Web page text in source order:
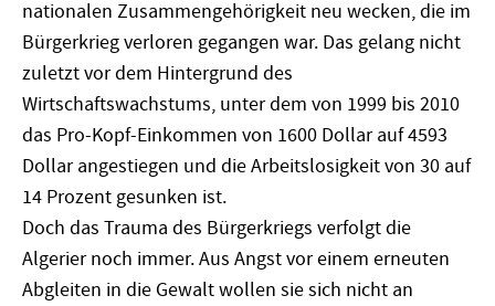
nationalen Zusammengehörigkeit neu wecken, die im
Bürgerkrieg verloren gegangen war. Das gelang nicht
zuletzt vor dem Hintergrund des
Wirtschaftswachstums, unter dem von 1999 bis 2010
das Pro-Kopf-Einkommen von 1600 Dollar auf 4593
Dollar angestiegen und die Arbeitslosigkeit von 30 auf
14 Prozent gesunken ist.
Doch das Trauma des Bürgerkriegs verfolgt die
Algerier noch immer. Aus Angst vor einem erneuten
Abgleiten in die Gewalt wollen sie sich nicht an